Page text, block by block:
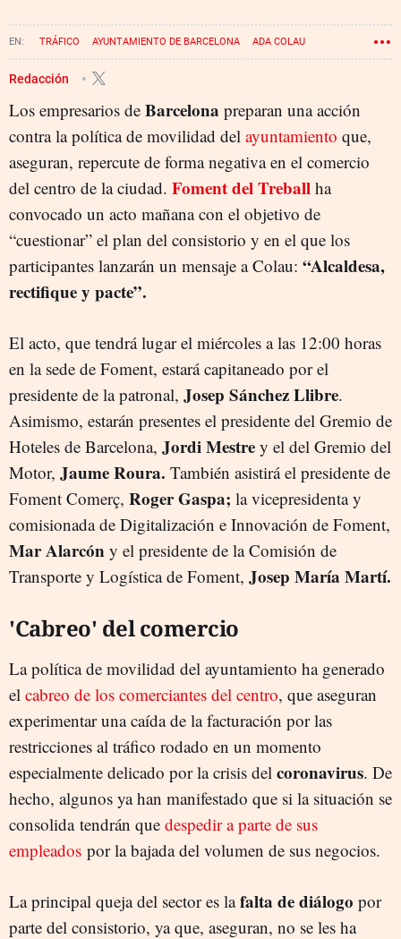
TRÁFICO AYUNTAMIENTO DE BARCELONA ADA COLAU
FOMENT DEL TREBALL
Redacción
Los empresarios de Barcelona preparan una acción
contra la política de movilidad del ayuntamiento que,
aseguran, repercute de forma negativa en el comercio
del centro de la ciudad. Foment del Treball ha
convocado un acto mañana con el objetivo de
“cuestionar” el plan del consistorio y en el que los
participantes lanzarán un mensaje a Colau: “Alcaldesa,
rectifique y pacte”.
El acto, que tendrá lugar el miércoles a las 12:00 horas
en la sede de Foment, estará capitaneado por el
presidente de la patronal, Josep Sánchez Llibre.
Asimismo, estarán presentes el presidente del Gremio de
Hoteles de Barcelona, Jordi Mestre y el del Gremio del
Motor, Jaume Roura. También asistirá el presidente de
Foment Comerç, Roger Gaspa; la vicepresidenta y
comisionada de Digitalización e Innovación de Foment,
Mar Alarcón y el presidente de la Comisión de
Transporte y Logística de Foment, Josep María Martí.
'Cabreo' del comercio
La política de movilidad del ayuntamiento ha generado
el cabreo de los comerciantes del centro, que aseguran
experimentar una caída de la facturación por las
restricciones al tráfico rodado en un momento
especialmente delicado por la crisis del coronavirus. De
hecho, algunos ya han manifestado que si la situación se
consolida tendrán que despedir a parte de sus
empleados por la bajada del volumen de sus negocios.
La principal queja del sector es lafalta de diálogo por
parte del consistorio, ya que, aseguran, no se les ha